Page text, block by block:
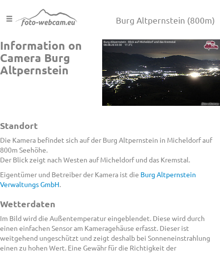
Burg Altpernstein (800m)
Information on
Camera Burg
Altpernstein
Standort
Die Kamera befindet sich auf der Burg Altpernstein in Micheldorf auf
800m Seehöhe.
Der Blick zeigt nach Westen auf Micheldorf und das Kremstal.
Eigentümer und Betreiber der Kamera ist die Burg Altpernstein
Verwaltungs GmbH.
Wetterdaten
Im Bild wird die Außentemperatur eingeblendet. Diese wird durch
einen einfachen Sensor am Kameragehäuse erfasst. Dieser ist
weitgehend ungeschützt und zeigt deshalb bei Sonneneinstrahlung
einen zu hohen Wert. Eine Gewähr für die Richtigkeit der